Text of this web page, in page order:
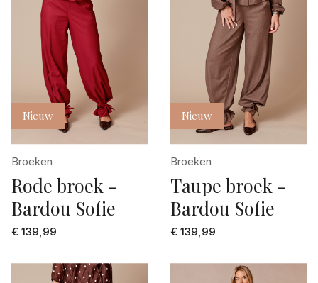
Nieuw
Broeken
Rode broek -
Bardou Sofie
€ 139,99
Nieuw
Broeken
Taupe broek -
Bardou Sofie
€ 139,99